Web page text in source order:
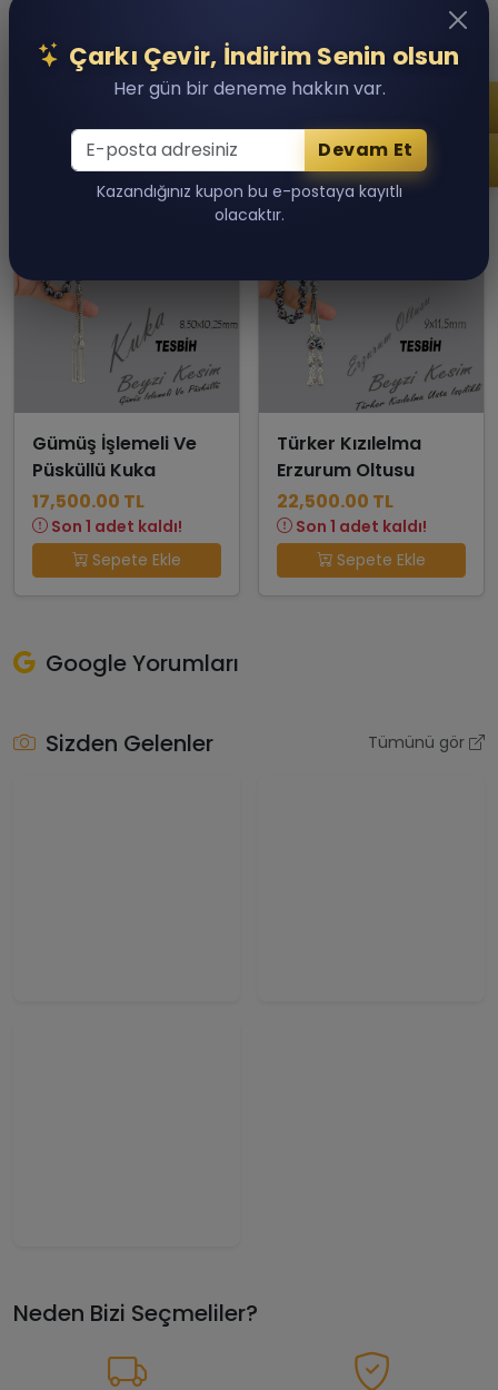
Son 1 adet kaldı!
Sepete Ekle
Son 1 adet kaldı!
Gümüş İşlemeli Ve
Püsküllü Kuka
17,500.00 TL
Son 1 adet kaldı!
Sepete Ekle
Türker Kızılelma
Erzurum Oltusu
22,500.00 TL
Son 1 adet kaldı!
Sepete Ekle
Google Yorumları
Sizden Gelenler Tümünü gör
Neden Bizi Seçmeliler?
Çarkı Çevir, İndirim Senin olsun
Her gün bir deneme hakkın var.
Devam Et
Kazandığınız kupon bu e-postaya kayıtlı
olacaktır.